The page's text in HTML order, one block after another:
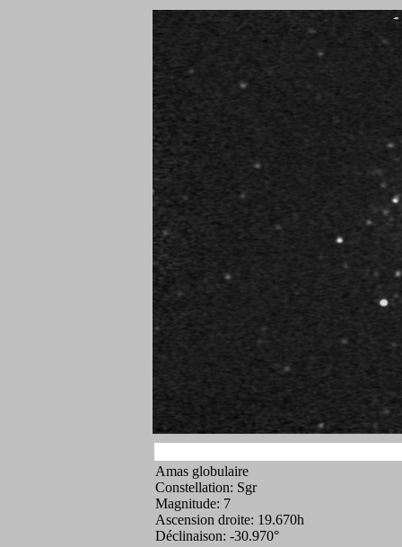
Amas globulaire
Constellation: Sgr
Magnitude: 7
Ascension droite: 19.670h
Déclinaison: -30.970°